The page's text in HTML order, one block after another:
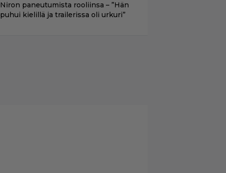
Niron paneutumista rooliinsa – ”Hän
puhui kielillä ja trailerissa oli urkuri”